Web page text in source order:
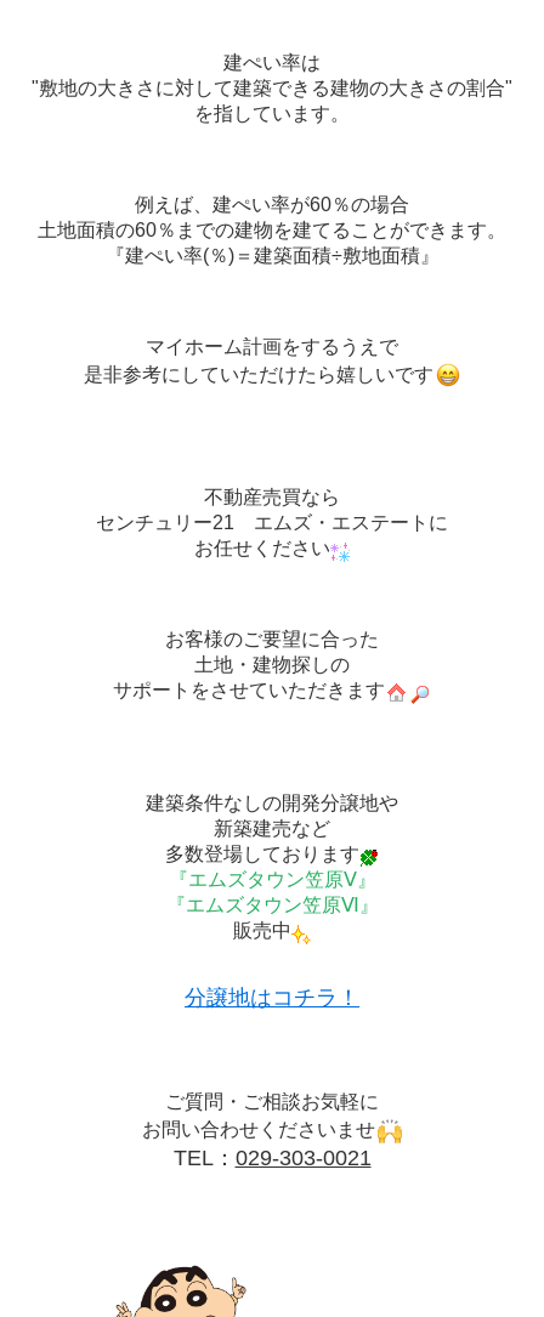
建ぺい率は
"敷地の大きさに対して建築できる建物の大きさの割合"
を指しています。
例えば、建ぺい率が60％の場合
土地面積の60％までの建物を建てることができます。
『建ぺい率(％)＝建築面積÷敷地面積』
マイホーム計画をするうえで
是非参考にしていただけたら嬉しいです
不動産売買なら
センチュリー21 エムズ・エステートに
お任せください
お客様のご要望に合った
土地・建物探しの
サポートをさせていただきます
建築条件なしの開発分譲地や
新築建売など
多数登場しております
『エムズタウン笠原Ⅴ』
『エムズタウン笠原Ⅵ』
販売中
分譲地はコチラ！
ご質問・ご相談お気軽に
お問い合わせくださいませ
TEL： 029-303-0021